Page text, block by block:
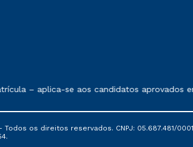
prestação de serviços
– aplica-se aos candidatos aprovados
os direitos reservados. CNPJ: 05.687.481/